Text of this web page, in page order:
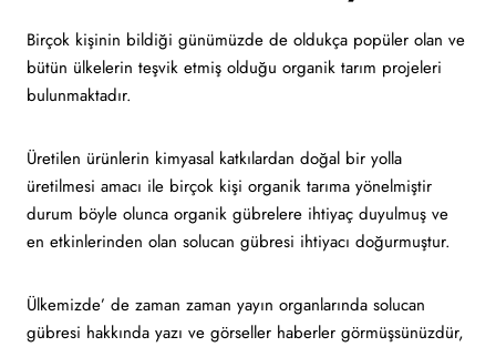
Birçok kişinin bildiği günümüzde de oldukça popüler olan ve
bütün ülkelerin teşvik etmiş olduğu organik tarım projeleri
bulunmaktadır.
Üretilen ürünlerin kimyasal katkılardan doğal bir yolla
üretilmesi amacı ile birçok kişi organik tarıma yönelmiştir
durum böyle olunca organik gübrelere ihtiyaç duyulmuş ve
en etkinlerinden olan solucan gübresi ihtiyacı doğurmuştur.
Ülkemizde’ de zaman zaman yayın organlarında solucan
gübresi hakkında yazı ve görseller haberler görmüşsünüzdür,